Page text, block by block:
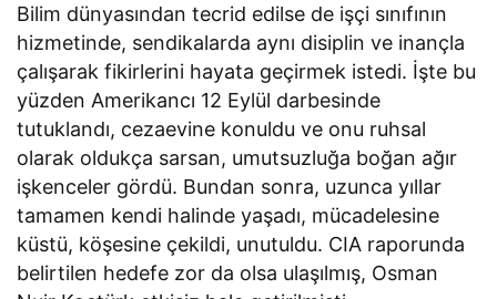
Bilim dünyasından tecrid edilse de işçi sınıfının
hizmetinde, sendikalarda aynı disiplin ve inançla
çalışarak fikirlerini hayata geçirmek istedi. İşte bu
yüzden Amerikancı 12 Eylül darbesinde
tutuklandı, cezaevine konuldu ve onu ruhsal
olarak oldukça sarsan, umutsuzluğa boğan ağır
işkenceler gördü. Bundan sonra, uzunca yıllar
tamamen kendi halinde yaşadı, mücadelesine
küstü, köşesine çekildi, unutuldu. CIA raporunda
belirtilen hedefe zor da olsa ulaşılmış, Osman